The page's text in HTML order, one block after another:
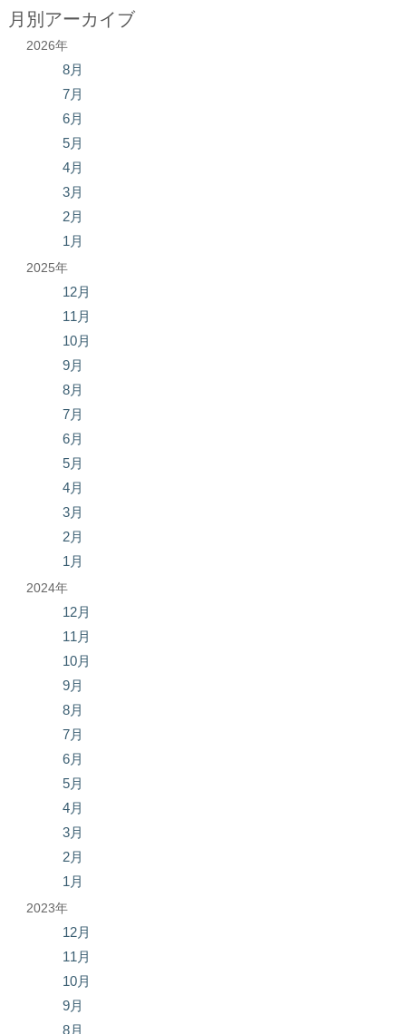
月別アーカイブ
2026年
8月
7月
6月
5月
4月
3月
2月
1月
2025年
12月
11月
10月
9月
8月
7月
6月
5月
4月
3月
2月
1月
2024年
12月
11月
10月
9月
8月
7月
6月
5月
4月
3月
2月
1月
2023年
12月
11月
10月
9月
8月